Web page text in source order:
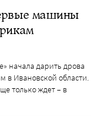
машины
начала дарить дрова
Ивановской области.
только ждет – в